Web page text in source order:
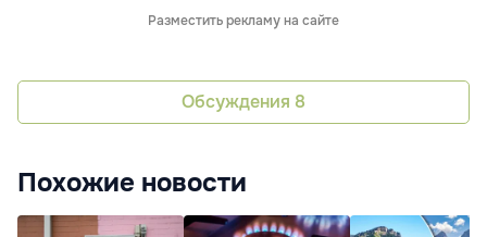
Разместить рекламу на сайте
Обсуждения 8
Похожие новости